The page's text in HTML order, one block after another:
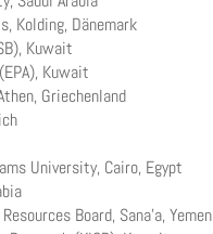
Kolding, Dänemark
Kuwait
Kuwait
Griechenland
University, Cairo, Egypt
Board, Sana'a, Yemen